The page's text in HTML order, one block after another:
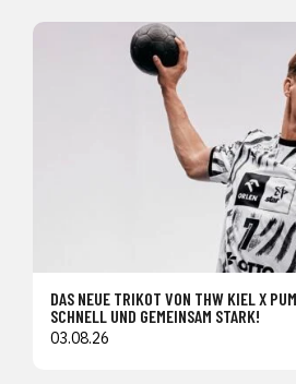
DAS NEUE TRIKOT VON THW KIEL X
SCHNELL UND GEMEINSAM STARK!
03.08.26